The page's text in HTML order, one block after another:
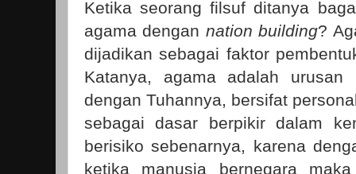
Ketika seorang filsuf ditanya
agama dengan nation building?
dijadikan sebagai faktor
Katanya, agama adalah urusan
dengan Tuhannya, bersifat
sebagai dasar berpikir dalam
berisiko sebenarnya, karena
ketika manusia bernegara